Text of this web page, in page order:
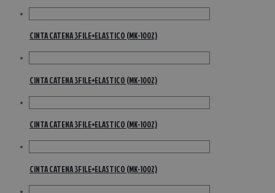
CINTA CATENA 3FILE+ELASTICO (MK-1002)
CINTA CATENA 3FILE+ELASTICO (MK-1002)
CINTA CATENA 3FILE+ELASTICO (MK-1002)
CINTA CATENA 3FILE+ELASTICO (MK-1002)